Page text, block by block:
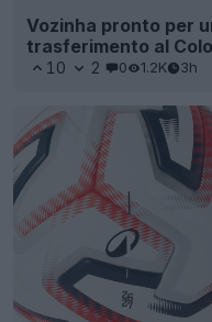
Vozinha pronto per
trasferimento al
10 2 0 1.2K 3h